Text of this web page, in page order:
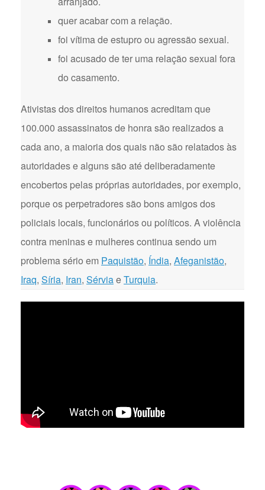
quer acabar com a relação.
foi vítima de estupro ou agressão sexual.
foi acusado de ter uma relação sexual fora
do casamento.
Ativistas dos direitos humanos acreditam que
100.000 assassinatos de honra são realizados a
cada ano, a maioria dos quais não são relatados às
autoridades e alguns são até deliberadamente
encobertos pelas próprias autoridades, por exemplo,
porque os perpetradores são bons amigos dos
policiais locais, funcionários ou políticos. A violência
contra meninas e mulheres continua sendo um
problema sério em Paquistão, Índia, Afeganistão,
Iraq, Síria, Iran, SérviaeTurquia.